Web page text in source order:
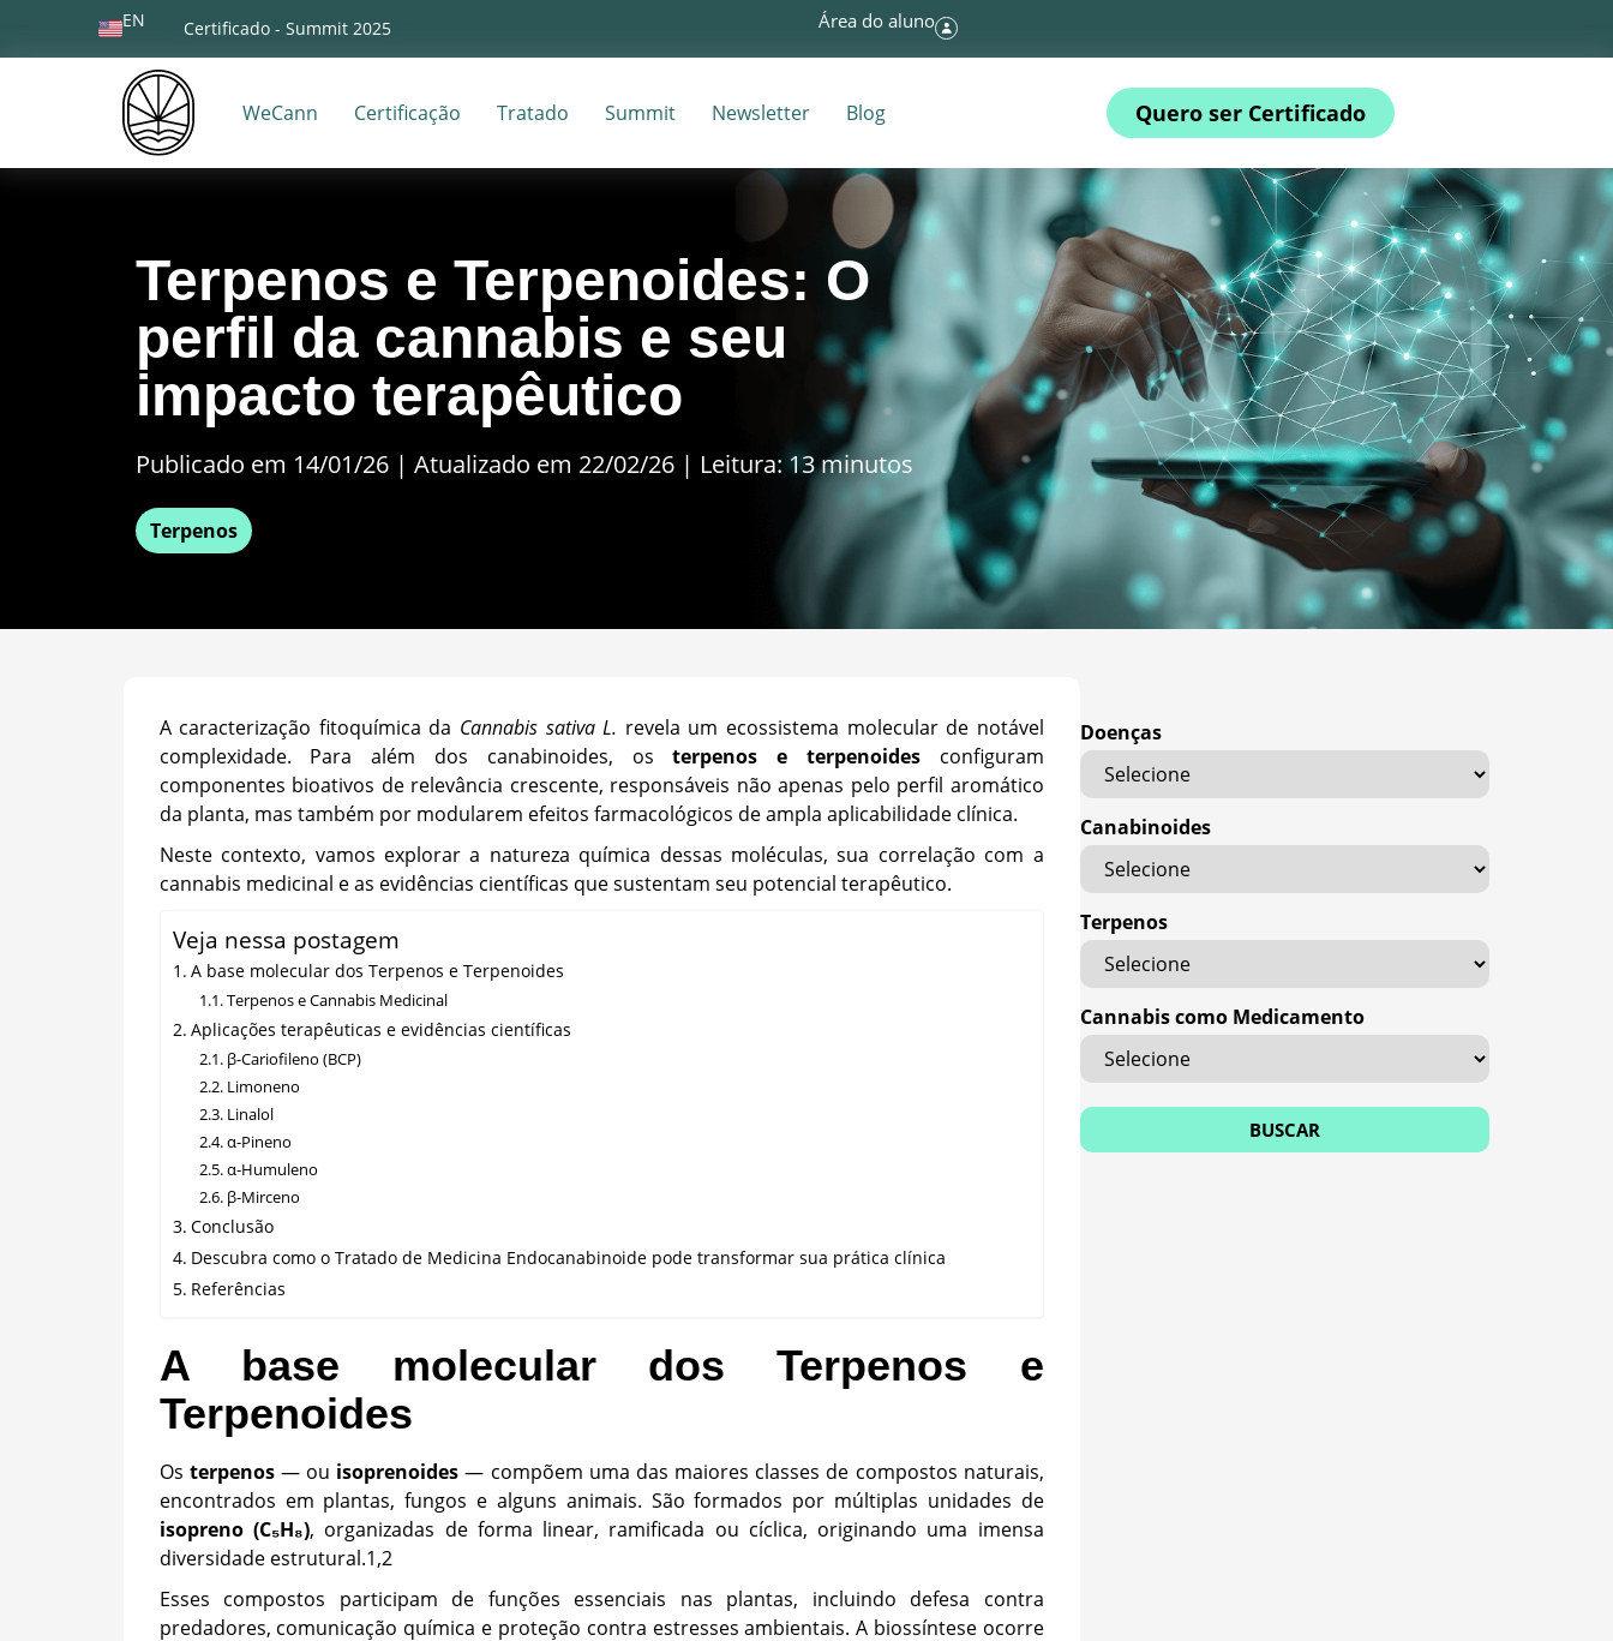
EN Certificado - Summit 2025 Área do aluno
WeCann Certificação Tratado Summit Newsletter Blog Quero ser Certificado
Terpenos e Terpenoides: O
perfil da cannabis e seu
impacto terapêutico
Publicado em 14/01/26 | Atualizado em 22/02/26 | Leitura: 13 minutos
Terpenos
A caracterização fitoquímica da Cannabis sativa L. revela um ecossistema molecular de notável
complexidade. Para além dos canabinoides, osterpenos e terpenoidesconfiguram
componentes bioativos de relevância crescente, responsáveis não apenas pelo perfil aromático
da planta, mas também por modularem efeitos farmacológicos de ampla aplicabilidade clínica.
Neste contexto, vamos explorar a natureza química dessas moléculas, sua correlação com a
cannabis medicinal e as evidências científicas que sustentam seu potencial terapêutico.
Veja nessa postagem
A base molecular dos Terpenos e Terpenoides
Terpenos e Cannabis Medicinal
Aplicações terapêuticas e evidências científicas
β-Cariofileno (BCP)
Limoneno
Linalol
α-Pineno
α-Humuleno
β-Mirceno
Conclusão
Descubra como o Tratado de Medicina Endocanabinoide pode transformar sua prática clínica
Referências
A base molecular dos Terpenos e
Terpenoides
Os terpenos— ou isoprenoides — compõem uma das maiores classes de compostos naturais,
encontrados em plantas, fungos e alguns animais. São formados por múltiplas unidades de
isopreno (C₅H₈), organizadas de forma linear, ramificada ou cíclica, originando uma imensa
diversidade estrutural.1,2
Esses compostos participam de funções essenciais nas plantas, incluindo defesa contra
predadores, comunicação química e proteção contra estresses ambientais. A biossíntese ocorre
Doenças
Canabinoides
Terpenos
Cannabis como Medicamento